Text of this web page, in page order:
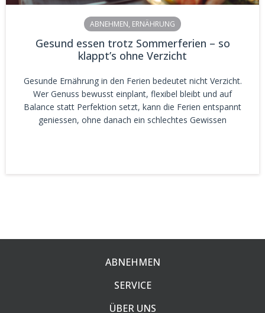
ABNEHMEN, ERNÄHRUNG
Gesund essen trotz Sommerferien – so
klappt’s ohne Verzicht
Gesunde Ernährung in den Ferien bedeutet nicht Verzicht.
Wer Genuss bewusst einplant, flexibel bleibt und auf
Balance statt Perfektion setzt, kann die Ferien entspannt
geniessen, ohne danach ein schlechtes Gewissen
ABNEHMEN
SERVICE
ÜBER UNS